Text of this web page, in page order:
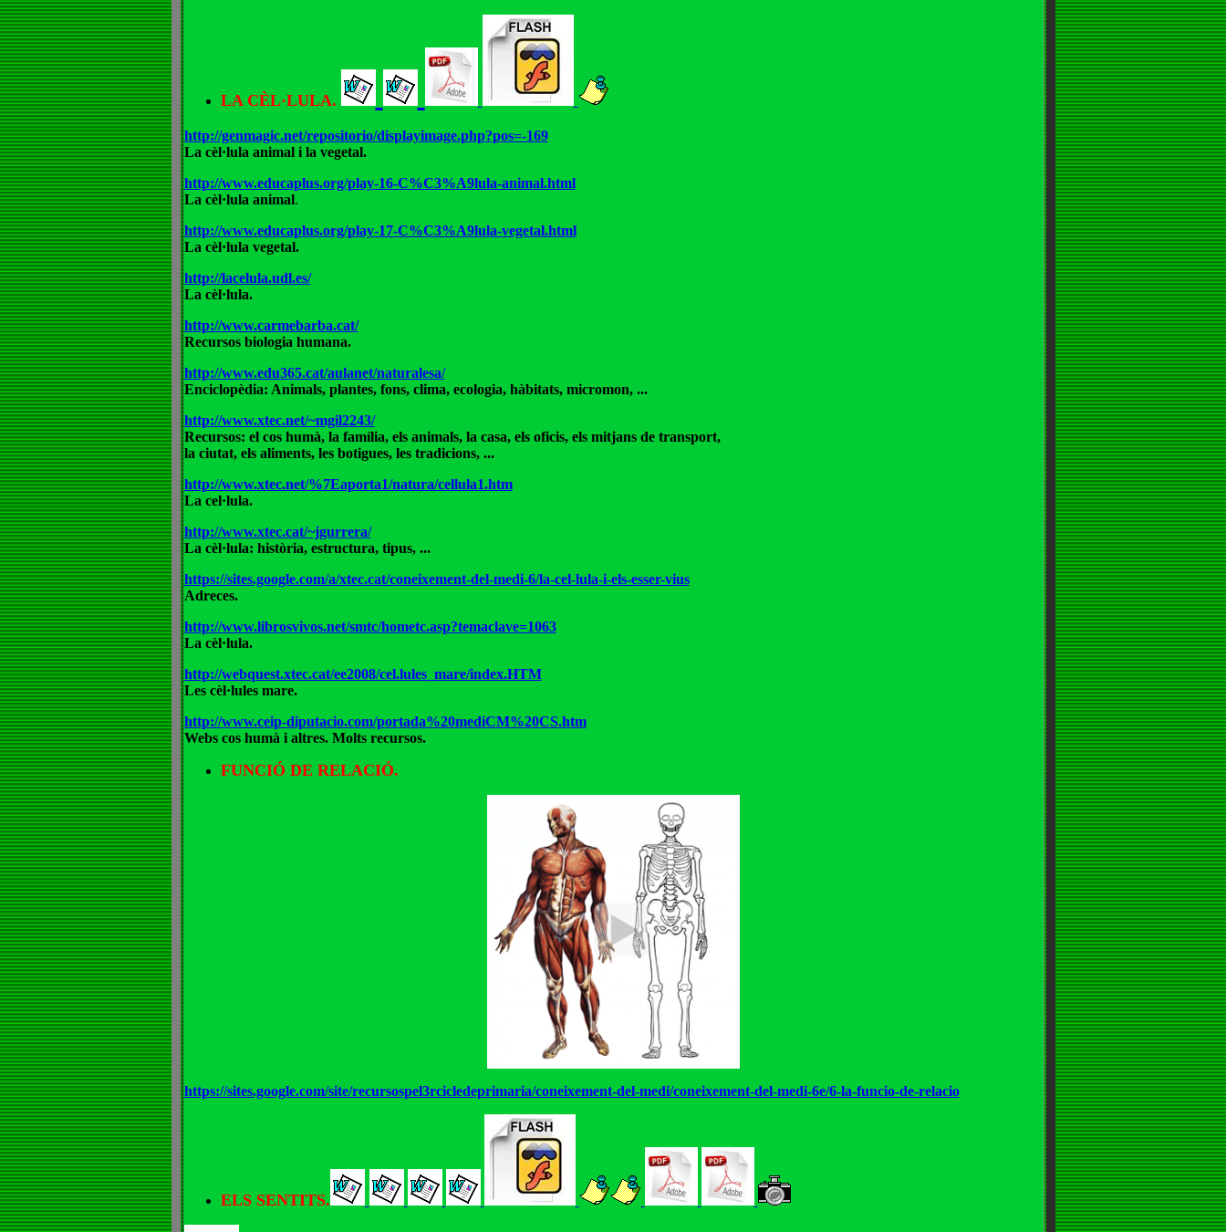
LA CÈL·LULA.
http://genmagic.net/repositorio/displayimage.php?pos=-169
La cèl·lula animal i la vegetal.
http://www.educaplus.org/play-16-C%C3%A9lula-animal.html
La cèl·lula animal.
http://www.educaplus.org/play-17-C%C3%A9lula-vegetal.html
La cèl·lula vegetal.
http://lacelula.udl.es/
La cèl·lula.
http://www.carmebarba.cat/
Recursos biologia humana.
http://www.edu365.cat/aulanet/naturalesa/
Enciclopèdia: Animals, plantes, fons, clima, ecologia, hàbitats, micromon, ...
http://www.xtec.net/~mgil2243/
Recursos: el cos humà, la família, els animals, la casa, els oficis, els mitjans de transport,
la ciutat, els aliments, les botigues, les tradicions, ...
http://www.xtec.net/%7Eaporta1/natura/cellula1.htm
La cel·lula.
http://www.xtec.cat/~jgurrera/
La cèl·lula: història, estructura, tipus, ...
https://sites.google.com/a/xtec.cat/coneixement-del-medi-6/la-cel-lula-i-els-esser-vius
Adreces.
http://www.librosvivos.net/smtc/hometc.asp?temaclave=1063
La cèl·lula.
http://webquest.xtec.cat/ee2008/cel.lules_mare/index.HTM
Les cèl·lules mare.
http://www.ceip-diputacio.com/portada%20mediCM%20CS.htm
Webs cos humà i altres. Molts recursos.
FUNCIÓ DE RELACIÓ.
https://sites.google.com/site/recursospel3rcicledeprimaria/coneixement-del-medi/coneixement-del-medi-6e/6-la-funcio-de-relacio
ELS SENTITS.